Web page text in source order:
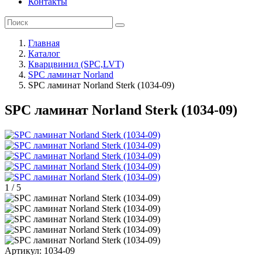
Главная
Каталог
Кварцвинил (SPC,LVT)
SPC ламинат Norland
SPC ламинат Norland Sterk (1034-09)
SPC ламинат Norland Sterk (1034-09)
1 / 5
Артикул: 1034-09